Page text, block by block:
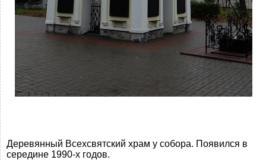
Деревянный Всехсвятский храм у собора. Появился в
середине 1990-х годов.